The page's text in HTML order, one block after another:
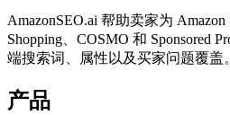
AmazonSEO.ai 帮助卖家为 Amazon
Shopping、COSMO 和 Sponsored
端搜索词、属性以及买家问题覆盖。
产品